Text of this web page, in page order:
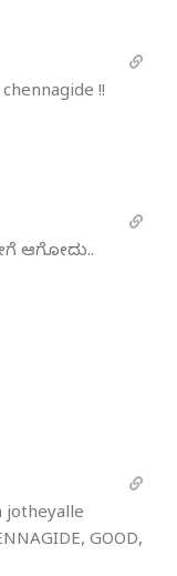
!!
ಆಗೋದು..
jotheyalle
GOOD,